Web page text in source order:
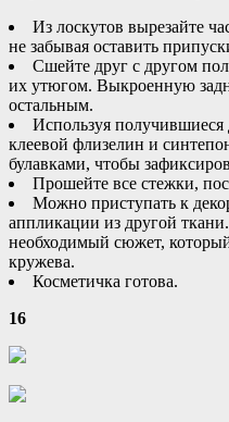
Из лоскутов вырезайте
не забывая оставить
Сшейте друг с другом
их утюгом. Выкроенную
остальным.
Используя
клеевой флизелин и
булавками, чтобы
Прошейте все стежки,
Можно приступать к
аппликации из другой
необходимый сюжет,
кружева.
Косметичка готова.
16